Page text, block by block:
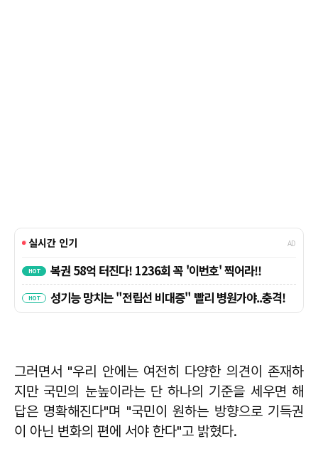
그러면서 "우리 안에는 여전히 다양한 의견이 존재하
지만 국민의 눈높이라는 단 하나의 기준을 세우면 해
답은 명확해진다"며 "국민이 원하는 방향으로 기득권
이 아닌 변화의 편에 서야 한다"고 밝혔다.